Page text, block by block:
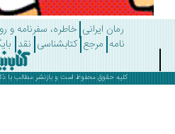
رمان ایرانی خاطره، سفرنامه و روایت
مرجع کتابشناسی نقد بایگانی
کلیه حقوق محفوظ است و بازنشر مطالب با ذکرکتاب